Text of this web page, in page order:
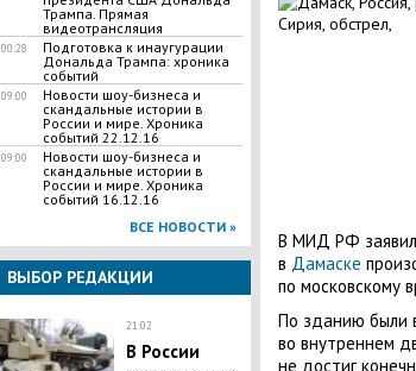
Трампа. Прямая
видеотрансляция
00:28
Подготовка к инаугурации
Дональда Трампа: хроника
событий
09:00
Новости шоу-бизнеса и
скандальные истории в
России и мире. Хроника
событий 22.12.16
09:00
Новости шоу-бизнеса и
скандальные истории в
России и мире. Хроника
событий 16.12.16
ВСЕ НОВОСТИ »
ВЫБОР РЕДАКЦИИ
21:02
В России
В МИД РФ
в Дамаске
по московскому
По зданию были
во внутреннем
не достиг